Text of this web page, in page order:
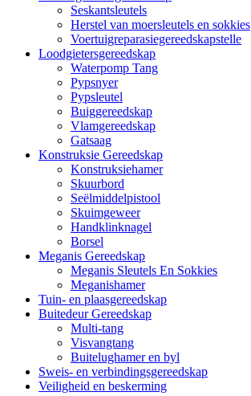
Seskantsleutels
Herstel van moersleutels en sokkies
Voertuigreparasiegereedskapstelle
Loodgietersgereedskap
Waterpomp Tang
Pypsnyer
Pypsleutel
Buiggereedskap
Vlamgereedskap
Gatsaag
Konstruksie Gereedskap
Konstruksiehamer
Skuurbord
Seëlmiddelpistool
Skuimgeweer
Handklinknagel
Borsel
Meganis Gereedskap
Meganis Sleutels En Sokkies
Meganishamer
Tuin- en plaasgereedskap
Buitedeur Gereedskap
Multi-tang
Visvangtang
Buitelughamer en byl
Sweis- en verbindingsgereedskap
Veiligheid en beskerming